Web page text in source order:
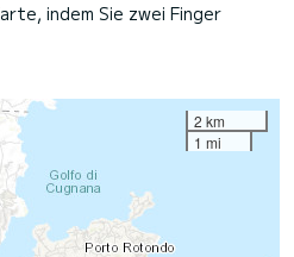
indem Sie zwei Finger
2 km
1 mi